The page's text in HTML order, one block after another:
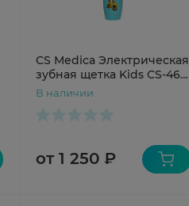
CS Medica Электрическая
зубная щетка Kids CS-463-
G бирюзовая
В наличии
от 1 250 ₽